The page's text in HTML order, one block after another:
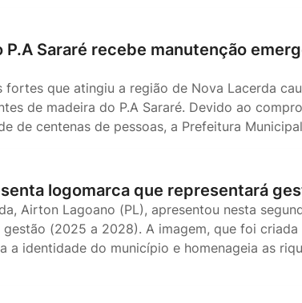
P.A Sararé recebe manutenção
fortes que atingiu a região de Nova Lacerda
de madeira do P.A Sararé. Devido ao
de centenas de pessoas, a Prefeitura
logomarca que representará
Airton Lagoano (PL), apresentou nesta
(2025 a 2028). A imagem, que foi
a identidade do município e homenageia as